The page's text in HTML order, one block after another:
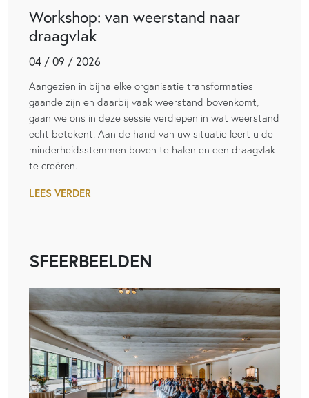
Workshop: van weerstand naar
draagvlak
04 / 09 / 2026
Aangezien in bijna elke organisatie transformaties
gaande zijn en daarbij vaak weerstand bovenkomt,
gaan we ons in deze sessie verdiepen in wat weerstand
echt betekent. Aan de hand van uw situatie leert u de
minderheidsstemmen boven te halen en een draagvlak
te creëren.
LEES VERDER
SFEERBEELDEN